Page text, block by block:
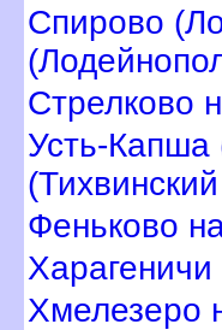
Спирово
Стрелково
Усть-Капша
Феньково
Харагеничи
Хмелезеро